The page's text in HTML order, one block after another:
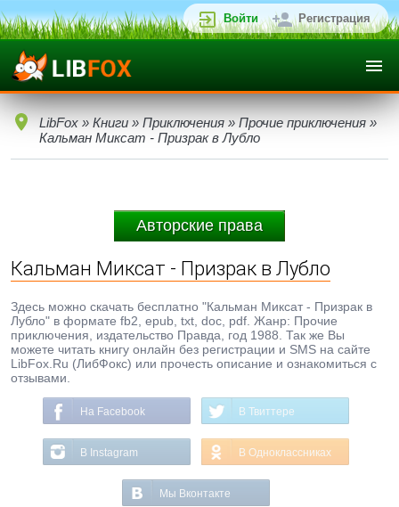
Войти Регистрация
LibFox » Книги » Приключения » Прочие приключения »
Кальман Миксат - Призрак в Лубло
Авторские права
Кальман Миксат - Призрак в Лубло
Здесь можно скачать бесплатно "Кальман Миксат - Призрак в
Лубло" в формате fb2, epub, txt, doc, pdf. Жанр: Прочие
приключения, издательство Правда, год 1988. Так же Вы
можете читать книгу онлайн без регистрации и SMS на сайте
LibFox.Ru (ЛибФокс) или прочесть описание и ознакомиться с
отзывами.
На Facebook В Твиттере
В Instagram В Одноклассниках
Мы Вконтакте